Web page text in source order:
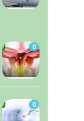
0
0